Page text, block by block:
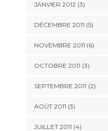
JANVIER 2012(3)
DÉCEMBRE 2011 (5)
NOVEMBRE 2011 (6)
OCTOBRE 2011 (3)
SEPTEMBRE 2011 (2)
AOÛT 2011 (3)
JUILLET 2011 (4)